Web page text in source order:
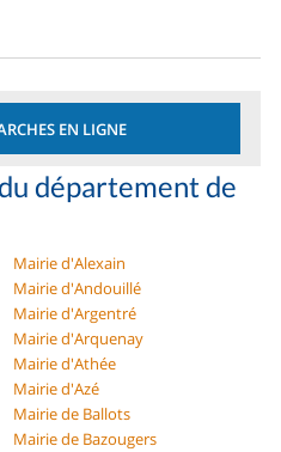
EN LIGNE
département de
Mairie d'Alexain
Mairie d'Andouillé
Mairie d'Argentré
Mairie d'Arquenay
Mairie d'Athée
Mairie d'Azé
Mairie de Ballots
Mairie de Bazougers